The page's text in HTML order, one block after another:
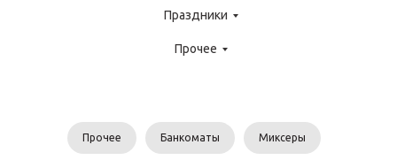
Праздники
Прочее
Прочее Банкоматы Миксеры